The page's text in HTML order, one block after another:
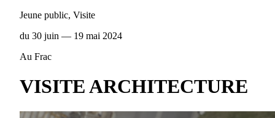
Jeune public, Visite
du 30 juin — 19 mai 2024
Au Frac
VISITE ARCHITECTURE